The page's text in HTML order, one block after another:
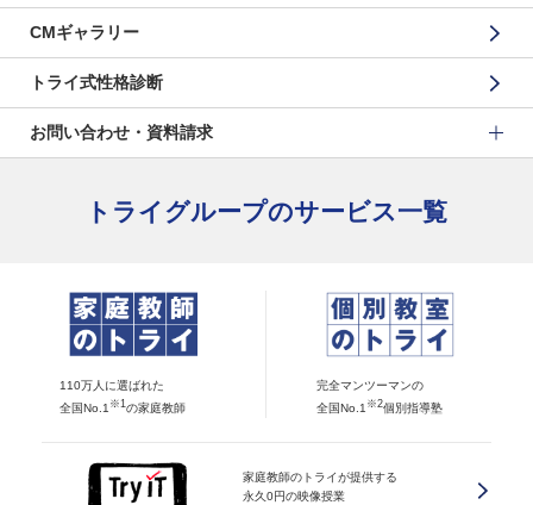
CMギャラリー
トライ式性格診断
お問い合わせ・資料請求
トライグループのサービス一覧
110万人に選ばれた
全国No.1 ※1 の家庭教師
完全マンツーマンの
全国No.1 ※2個別指導塾
家庭教師のトライが提供する
永久0円の映像授業